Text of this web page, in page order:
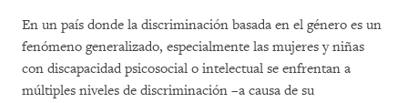
En un país donde la discriminación basada en el género es un
fenómeno generalizado, especialmente las mujeres y niñas
con discapacidad psicosocial o intelectual se enfrentan a
múltiples niveles de discriminación –a causa de su